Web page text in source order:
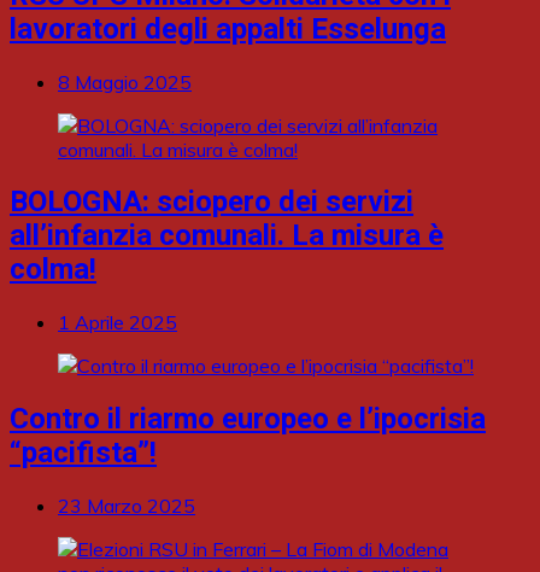
lavoratori degli appalti Esselunga
8 Maggio 2025
BOLOGNA: sciopero dei servizi
all’infanzia comunali. La misura è
colma!
1 Aprile 2025
Contro il riarmo europeo e l’ipocrisia
“pacifista”!
23 Marzo 2025